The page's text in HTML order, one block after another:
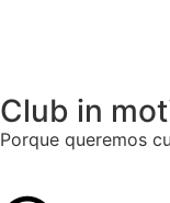
Club in
Porque queremos